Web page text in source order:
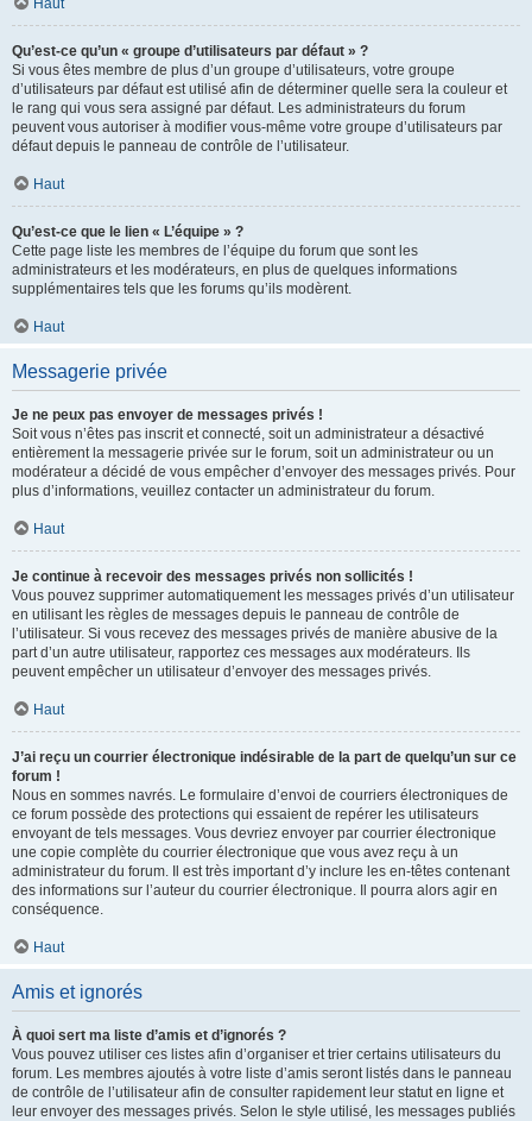
Haut
Qu’est-ce qu’un « groupe d’utilisateurs par défaut » ?
Si vous êtes membre de plus d’un groupe d’utilisateurs, votre groupe
d’utilisateurs par défaut est utilisé afin de déterminer quelle sera la couleur et
le rang qui vous sera assigné par défaut. Les administrateurs du forum
peuvent vous autoriser à modifier vous-même votre groupe d’utilisateurs par
défaut depuis le panneau de contrôle de l’utilisateur.
Haut
Qu’est-ce que le lien « L’équipe » ?
Cette page liste les membres de l’équipe du forum que sont les
administrateurs et les modérateurs, en plus de quelques informations
supplémentaires tels que les forums qu’ils modèrent.
Haut
Messagerie privée
Je ne peux pas envoyer de messages privés !
Soit vous n’êtes pas inscrit et connecté, soit un administrateur a désactivé
entièrement la messagerie privée sur le forum, soit un administrateur ou un
modérateur a décidé de vous empêcher d’envoyer des messages privés. Pour
plus d’informations, veuillez contacter un administrateur du forum.
Haut
Je continue à recevoir des messages privés non sollicités !
Vous pouvez supprimer automatiquement les messages privés d’un utilisateur
en utilisant les règles de messages depuis le panneau de contrôle de
l’utilisateur. Si vous recevez des messages privés de manière abusive de la
part d’un autre utilisateur, rapportez ces messages aux modérateurs. Ils
peuvent empêcher un utilisateur d’envoyer des messages privés.
Haut
J’ai reçu un courrier électronique indésirable de la part de quelqu’un sur ce
forum !
Nous en sommes navrés. Le formulaire d’envoi de courriers électroniques de
ce forum possède des protections qui essaient de repérer les utilisateurs
envoyant de tels messages. Vous devriez envoyer par courrier électronique
une copie complète du courrier électronique que vous avez reçu à un
administrateur du forum. Il est très important d’y inclure les en-têtes contenant
des informations sur l’auteur du courrier électronique. Il pourra alors agir en
conséquence.
Haut
Amis et ignorés
À quoi sert ma liste d’amis et d’ignorés ?
Vous pouvez utiliser ces listes afin d’organiser et trier certains utilisateurs du
forum. Les membres ajoutés à votre liste d’amis seront listés dans le panneau
de contrôle de l’utilisateur afin de consulter rapidement leur statut en ligne et
leur envoyer des messages privés. Selon le style utilisé, les messages publiés